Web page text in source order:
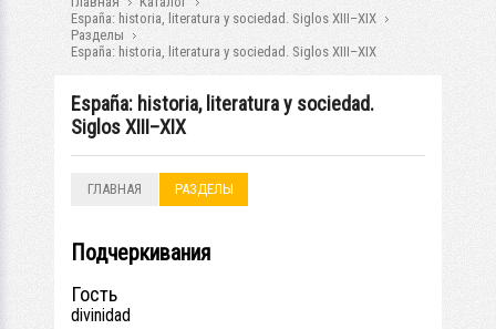
España: historia, literatura y sociedad. Siglos XIII–XIX
Разделы
España: historia, literatura y sociedad. Siglos XIII–XIX
España: historia, literatura y sociedad.
Siglos XIII–XIX
ГЛАВНАЯ РАЗДЕЛЫ
Подчеркивания
Гость
divinidad